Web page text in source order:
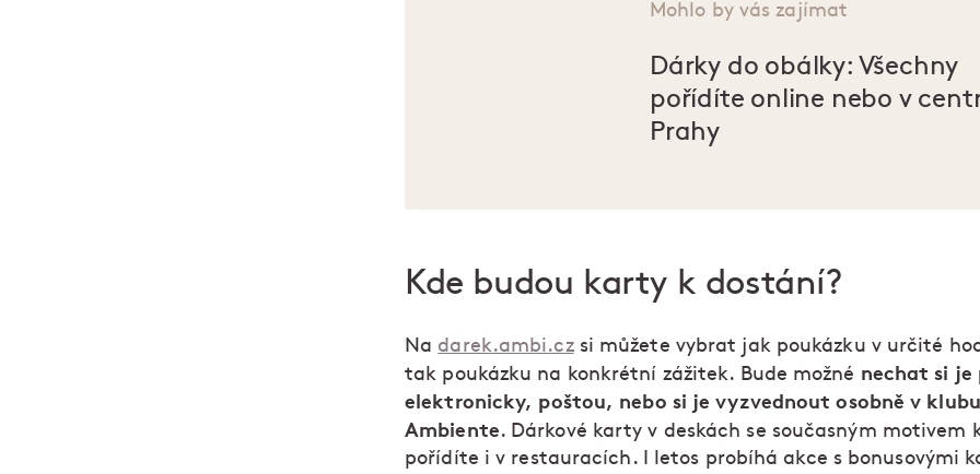
Mohlo by vás zajímat
Dárky do obálky: Všechny
pořídíte online nebo v
Prahy
Kde budou karty k dostání?
Na darek.ambi.czsi můžete vybrat jak poukázku v určité
tak poukázku na konkrétní zážitek. Bude možné nechat si je
elektronicky, poštou, nebo si je vyzvednout osobně v klubu
Ambiente. Dárkové karty v deskách se současným motivem
pořídíte i v restauracích. I letos probíhá akce s bonusovými